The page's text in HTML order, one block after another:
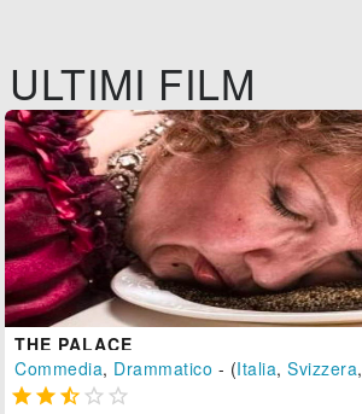
ULTIMI FILM
THE PALACE
Commedia, Drammatico - (Italia,Svizzera,
    